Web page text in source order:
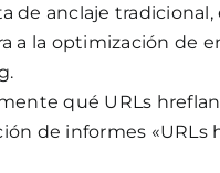
de anclaje
a la optimización de
qué URLs
de informes «URLs